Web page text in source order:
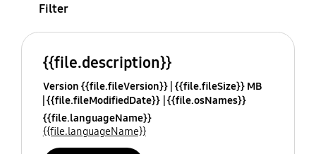
Filter
{{file.description}}
Version {{file.fileVersion}} {{file.fileSize}} MB
{{file.fileModifiedDate}} {{file.osNames}}
{{file.languageName}}
{{file.languageName}}